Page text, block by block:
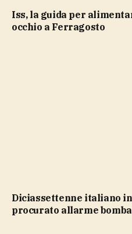
Iss, la guida per alimentarsi nei giorni più caldi,
occhio a Ferragosto
Diciassettenne italiano in carcere a Malta per un
procurato allarme bomba